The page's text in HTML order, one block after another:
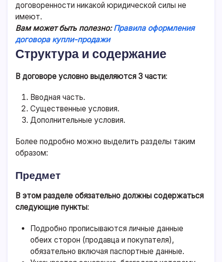
договоренности никакой юридической силы не
имеют.
Вам может быть полезно:Правила оформления
договора купли-продажи
Структура и содержание
В договоре условно выделяются 3 части:
Вводная часть.
Существенные условия.
Дополнительные условия.
Более подробно можно выделить разделы таким
образом:
Предмет
В этом разделе обязательно должны содержаться
следующие пункты:
Подробно прописываются личные данные
обеих сторон (продавца и покупателя),
обязательно включая паспортные данные.